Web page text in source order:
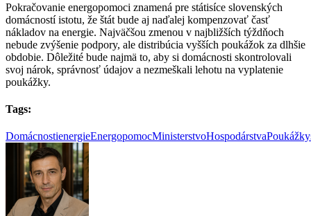
Pokračovanie energopomoci znamená pre státisíce slovenských
domácností istotu, že štát bude aj naďalej kompenzovať časť
nákladov na energie. Najväčšou zmenou v najbližších týždňoch
nebude zvýšenie podpory, ale distribúcia vyšších poukážok za dlhšie
obdobie. Dôležité bude najmä to, aby si domácnosti skontrolovali
svoj nárok, správnosť údajov a nezmeškali lehotu na vyplatenie
poukážky.
Tags:
DomácnostienergieEnergopomocMinisterstvoHospodárstvaPoukážky